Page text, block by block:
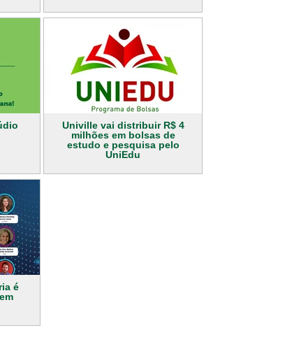
Univille vai distribuir R$ 4
milhões em bolsas de
estudo e pesquisa pelo
UniEdu
é